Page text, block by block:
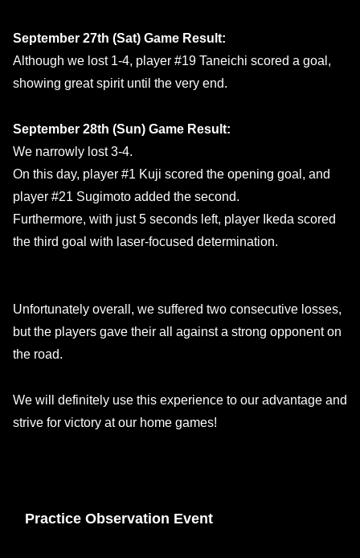
September 27th (Sat) Game Result:
Although we lost 1-4, player #19 Taneichi scored a goal,
showing great spirit until the very end.
September 28th (Sun) Game Result:
We narrowly lost 3-4.
On this day, player #1 Kuji scored the opening goal, and
player #21 Sugimoto added the second.
Furthermore, with just 5 seconds left, player Ikeda scored
the third goal with laser-focused determination.
Unfortunately overall, we suffered two consecutive losses,
but the players gave their all against a strong opponent on
the road.
We will definitely use this experience to our advantage and
strive for victory at our home games!
Practice Observation Event